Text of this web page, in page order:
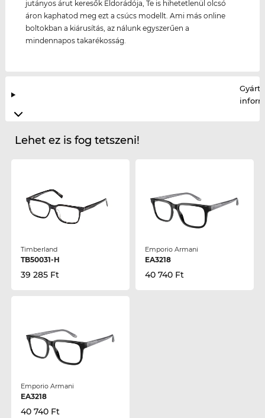
jutányos árut keresők Eldorádója, Te is hihetetlenül olcsó
áron kaphatod meg ezt a csúcs modellt. Ami más online
boltokban a kiárusítás, az nálunk egyszerűen a
mindennapos takarékosság.
Lehet ez is fog tetszeni!
Timberland
TB50031-H
39 285 Ft
Emporio Armani
EA3218
40 740 Ft
Emporio Armani
EA3218
40 740 Ft